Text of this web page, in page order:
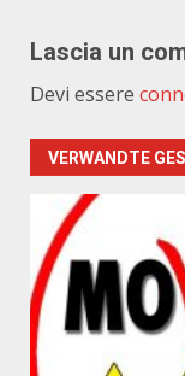
Lascia un
Devi essere
VERWANDTE